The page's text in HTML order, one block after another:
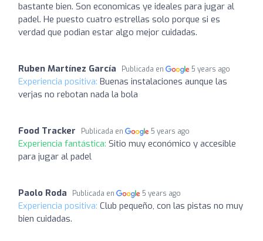
bastante bien. Son economicas ye ideales para jugar al
padel. He puesto cuatro estrellas solo porque si es
verdad que podian estar algo mejor cuidadas.
Ruben Martínez García Publicada en 5 years ago
Experiencia positiva: Buenas instalaciones aunque las
verjas no rebotan nada la bola
Food Tracker Publicada en 5 years ago
Experiencia fantástica: Sitio muy económico y accesible
para jugar al padel
Paolo Roda Publicada en 5 years ago
Experiencia positiva: Club pequeño, con las pistas no muy
bien cuidadas.